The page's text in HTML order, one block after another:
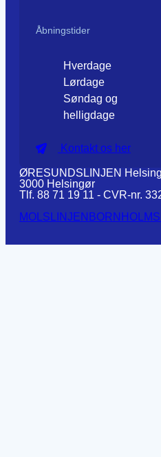
Åbningstider
Hverdage
Lørdage
Søndag og
helligdage
Kontakt os her
ØRESUNDSLINJEN
3000 Helsingør
Tlf. 88 71 19 11 - CVR-nr.
MOLSLINJEN